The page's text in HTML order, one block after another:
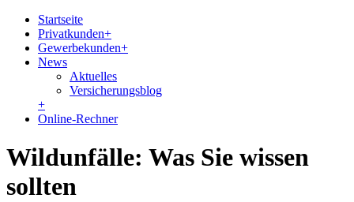
Startseite
Privatkunden+
Gewerbekunden+
News
Aktuelles
Versicherungsblog
+
Online-Rechner
Wildunfälle: Was Sie wissen
sollten